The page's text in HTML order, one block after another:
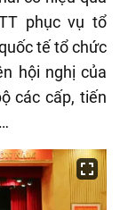
phục vụ tổ
tế tổ chức
hội nghị của
các cấp, tiến